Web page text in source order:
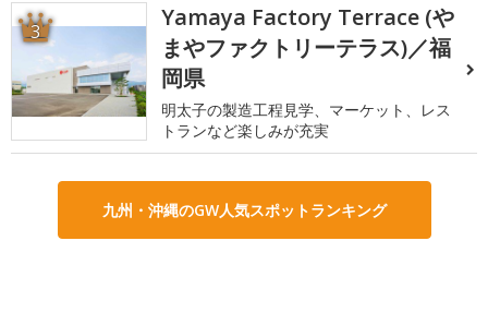
3
Yamaya Factory Terrace (や
まやファクトリーテラス)／福
岡県
明太子の製造工程見学、マーケット、レス
トランなど楽しみが充実
九州・沖縄のGW人気スポットランキング